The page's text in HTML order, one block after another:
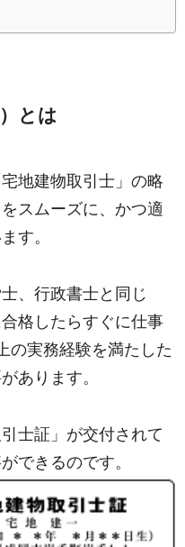
とは
地建物取引士」の略
スムーズに、かつ適
す。
、行政書士と同じ
格したらすぐに仕事
の実務経験を満たした
あります。
士証」が交付されて
できるのです。